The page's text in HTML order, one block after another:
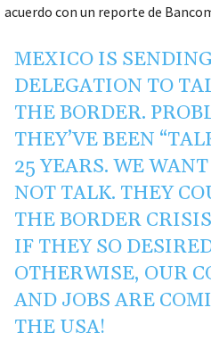
acuerdo con un reporte de
MEXICO IS
DELEGATION TO
THE BORDER.
THEY’VE BEEN
25 YEARS. WE
NOT TALK. THEY
THE BORDER
IF THEY SO
OTHERWISE, OUR
AND JOBS ARE
THE USA!